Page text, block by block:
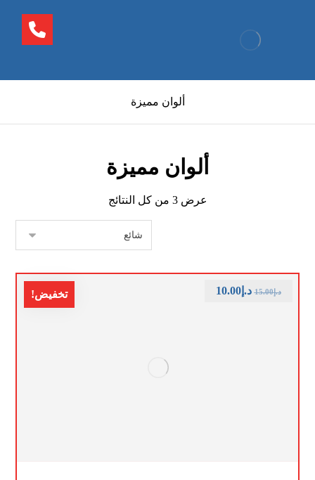
ألوان مميزة
ألوان مميزة
عرض ⁦3⁩ من كل النتائج
تخفيض! د.إ15.00 د.إ10.00